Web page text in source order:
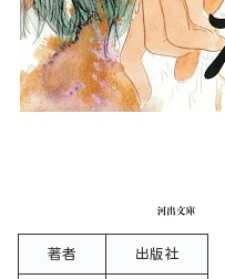
著者 出版社